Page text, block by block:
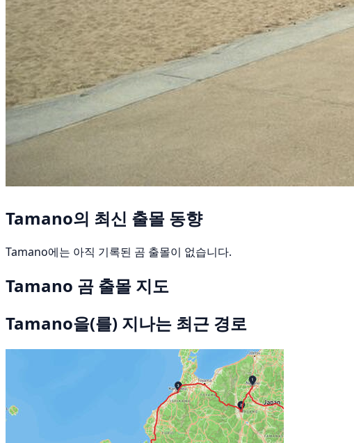
Tamano의 최신 출몰 동향
Tamano에는 아직 기록된 곰 출몰이 없습니다.
Tamano 곰 출몰 지도
Tamano을(를) 지나는 최근 경로